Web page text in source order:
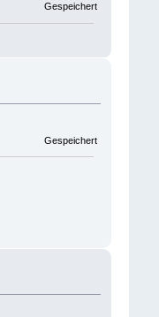
Gespeichert
Gespeichert